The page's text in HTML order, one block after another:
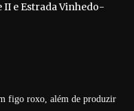
II e Estrada Vinhedo-
figo roxo, além de produzir